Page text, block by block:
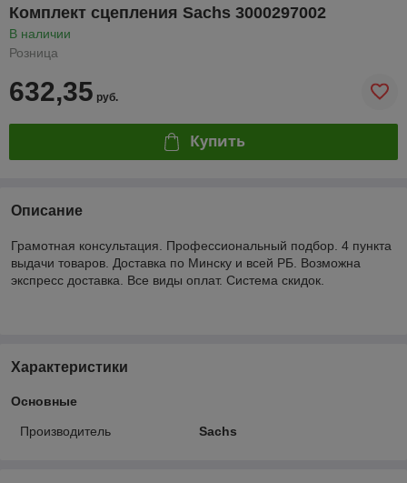
Комплект сцепления Sachs 3000297002
В наличии
Розница
632,35 руб.
Купить
Описание
Грамотная консультация. Профессиональный подбор. 4 пункта
выдачи товаров. Доставка по Минску и всей РБ. Возможна
экспресс доставка. Все виды оплат. Система скидок.
Характеристики
Основные
Производитель Sachs